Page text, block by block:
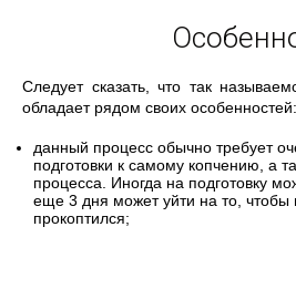
Следует сказать, что так
обладает рядом своих особенностей:
данный процесс обычно требует
подготовки к самому копчению, а
процесса. Иногда на подготовку
еще 3 дня может уйти на то, чтобы
прокоптился;